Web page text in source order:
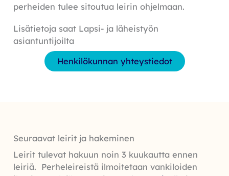
perheiden tulee sitoutua leirin ohjelmaan.
Lisätietoja saat Lapsi- ja läheistyön
asiantuntijoilta
Henkilökunnan yhteystiedot
Seuraavat leirit ja hakeminen
Leirit tulevat hakuun noin 3 kuukautta ennen
leiriä. Perheleireistä ilmoitetaan vankiloiden